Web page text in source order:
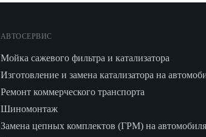
АВТОСЕРВИС
Мойка сажевого фильтра и катализатора
Изготовление и замена катализатора на
Ремонт коммерческого транспорта
Шиномонтаж
Замена цепных комплектов (ГРМ) на